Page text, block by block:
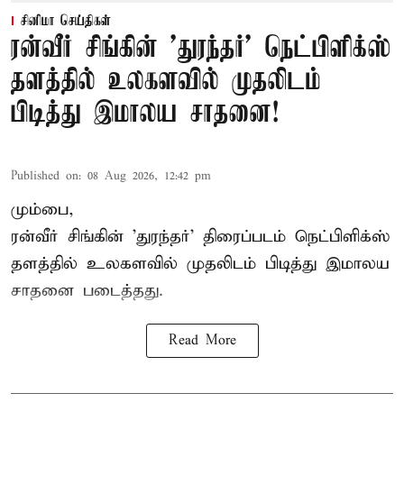
சினிமா செய்திகள்
ரன்வீர் சிங்கின் 'துரந்தர்' நெட்பிளிக்ஸ்
தளத்தில் உலகளவில் முதலிடம்
பிடித்து இமாலய சாதனை!
Published on: 08 Aug 2026, 12:42 pm
மும்பை,
ரன்வீர் சிங்கின் 'துரந்தர்' திரைப்படம் நெட்பிளிக்ஸ்
தளத்தில் உலகளவில் முதலிடம் பிடித்து இமாலய
சாதனை படைத்தது.
Read More